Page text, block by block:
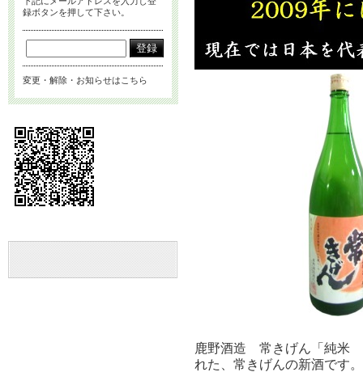
鹿野酒造 常きげん「純米
れた、常きげんの新酒です。
録ボタンを押して下さい。
変更・解除・お知らせはこちら